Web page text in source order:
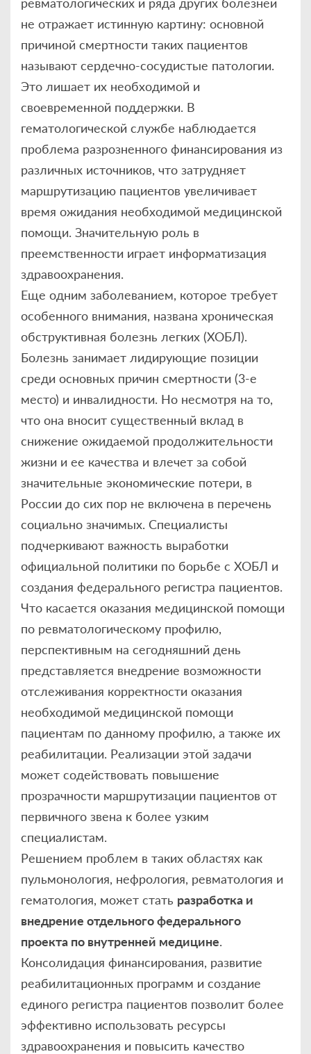
не отражает истинную картину: основной
причиной смертности таких пациентов
называют сердечно-сосудистые патологии.
Это лишает их необходимой и
своевременной поддержки. В
гематологической службе наблюдается
проблема разрозненного финансирования из
различных источников, что затрудняет
маршрутизацию пациентов увеличивает
время ожидания необходимой медицинской
помощи. Значительную роль в
преемственности играет информатизация
здравоохранения.
Еще одним заболеванием, которое требует
особенного внимания, названа хроническая
обструктивная болезнь легких (ХОБЛ).
Болезнь занимает лидирующие позиции
среди основных причин смертности (3-е
место) и инвалидности. Но несмотря на то,
что она вносит существенный вклад в
снижение ожидаемой продолжительности
жизни и ее качества и влечет за собой
значительные экономические потери, в
России до сих пор не включена в перечень
социально значимых. Специалисты
подчеркивают важность выработки
официальной политики по борьбе с ХОБЛ и
создания федерального регистра пациентов.
Что касается оказания медицинской помощи
по ревматологическому профилю,
перспективным на сегодняшний день
представляется внедрение возможности
отслеживания корректности оказания
необходимой медицинской помощи
пациентам по данному профилю, а также их
реабилитации. Реализации этой задачи
может содействовать повышение
прозрачности маршрутизации пациентов от
первичного звена к более узким
специалистам.
Решением проблем в таких областях как
пульмонология, нефрология, ревматология и
гематология, может стать разработка и
внедрение отдельного федерального
проекта по внутренней медицине.
Консолидация финансирования, развитие
реабилитационных программ и создание
единого регистра пациентов позволит более
эффективно использовать ресурсы
здравоохранения и повысить качество